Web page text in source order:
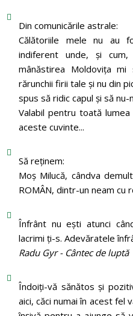
Din comunicările astrale:
Călătoriile mele nu au
indiferent unde, și
mânăstirea Moldoviţa
rărunchii firii tale şi nu din
spus să ridic capul şi să
Valabil pentru toată
aceste cuvinte...
Să reținem:
Moș Milucă, cândva
ROMÂN, dintr-un neam cu
Înfrânt nu ești atunci
lacrimi ți-s. Adevăratele
Radu Gyr - Cântec de luptă
Îndoiți-vă sănătos și
aici, căci numai în acest fel